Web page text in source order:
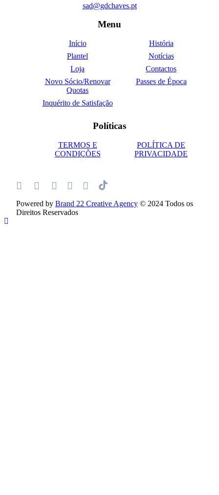
sad@gdchaves.pt
Menu
Início
História
Plantel
Notícias
Loja
Contactos
Novo Sócio/Renovar
Quotas
Passes de Época
Inquérito de Satisfação
Políticas
TERMOS E
CONDIÇÕES
POLÍTICA DE
PRIVACIDADE
Powered by Brand 22 Creative Agency © 2024 Todos os
Direitos Reservados